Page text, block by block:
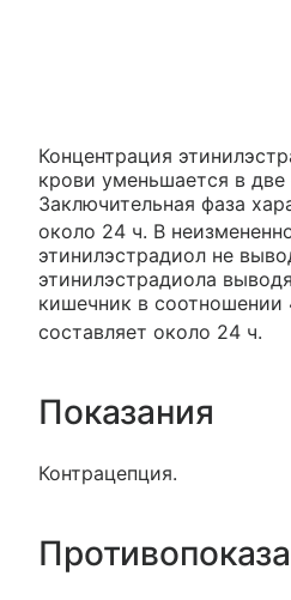
Концентрация
крови уменьшается в две
Заключительная фаза
около 24 ч. В
этинилэстрадиол не
этинилэстрадиола
кишечник в соотношении
составляет около 24 ч.
Показания
Контрацепция.